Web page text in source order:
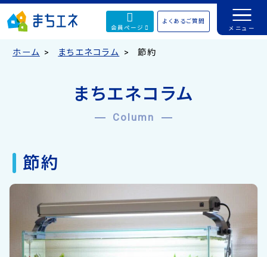
会員ページ
よくあるご質問
ホーム まちエネコラム 節約
まちエネコラム
Column
節約